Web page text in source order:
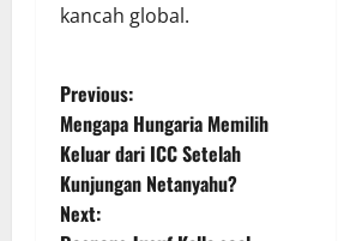
kancah global.
P
o
s
Previous:
Mengapa Hungaria Memilih
Keluar dari ICC Setelah
Kunjungan Netanyahu?
Next: